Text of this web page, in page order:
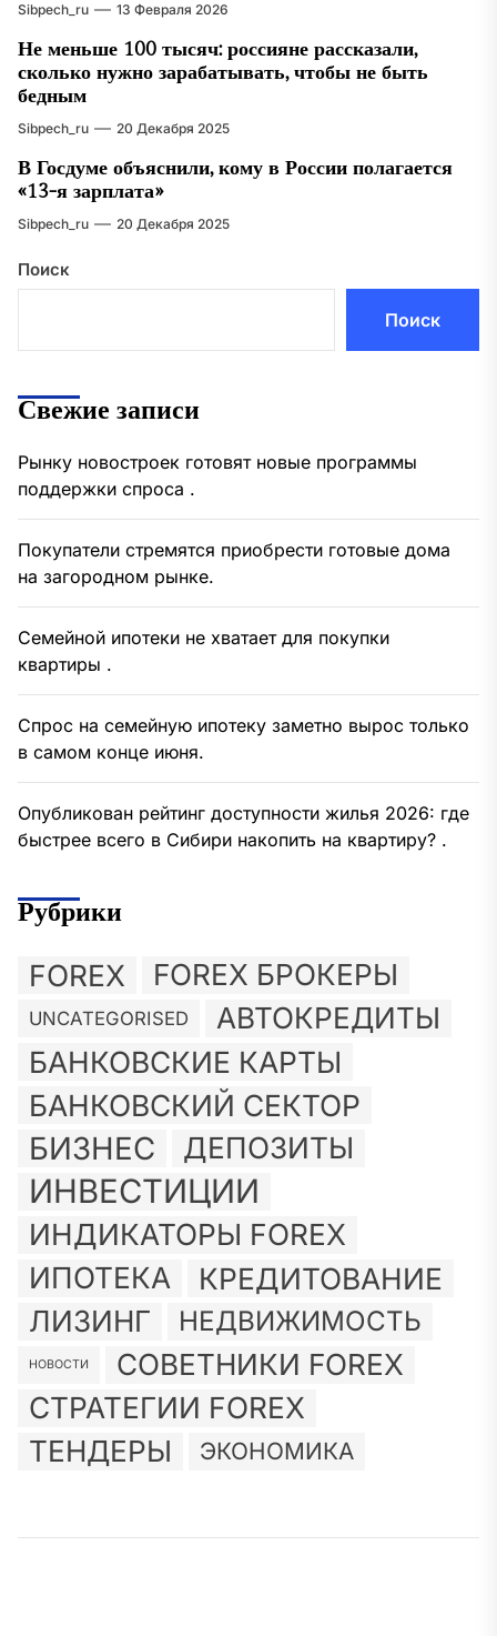
Sibpech_ru 13 Февраля 2026
Не меньше 100 тысяч: россияне рассказали,
сколько нужно зарабатывать, чтобы не быть
бедным
Sibpech_ru 20 Декабря 2025
В Госдуме объяснили, кому в России полагается
«13-я зарплата»
Sibpech_ru 20 Декабря 2025
Поиск
Поиск
Свежие записи
Рынку новостроек готовят новые программы
поддержки спроса .
Покупатели стремятся приобрести готовые дома
на загородном рынке.
Семейной ипотеки не хватает для покупки
квартиры .
Спрос на семейную ипотеку заметно вырос только
в самом конце июня.
Опубликован рейтинг доступности жилья 2026: где
быстрее всего в Сибири накопить на квартиру? .
Рубрики
FOREX FOREX БРОКЕРЫ
UNCATEGORISED АВТОКРЕДИТЫ
БАНКОВСКИЕ КАРТЫ
БАНКОВСКИЙ СЕКТОР
БИЗНЕС ДЕПОЗИТЫ
ИНВЕСТИЦИИ
ИНДИКАТОРЫ FOREX
ИПОТЕКА
КРЕДИТОВАНИЕ
ЛИЗИНГ НЕДВИЖИМОСТЬ
НОВОСТИ
СОВЕТНИКИ FOREX
СТРАТЕГИИ FOREX
ТЕНДЕРЫ
ЭКОНОМИКА